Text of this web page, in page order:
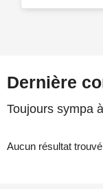
Dernière
Toujours sympa
Aucun résultat